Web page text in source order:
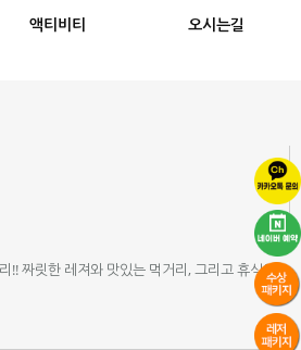
액티비티 오시는길
!! 짜릿한 레져와 맛있는 먹거리, 그리고 휴식이